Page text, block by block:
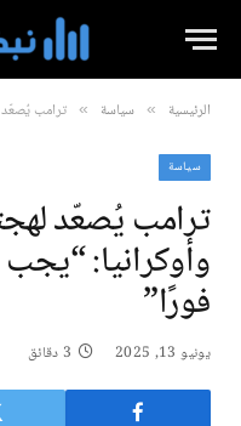
الرئيسية » سياسة » ترامب يُصعّد
سياسة
ترامب يُصعّد
وأوكرانيا:
فورًا”
يونيو 13, 2025 3 دقائق